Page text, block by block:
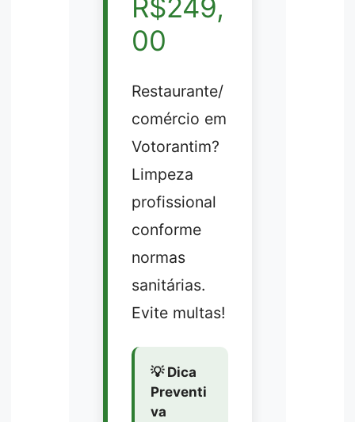
R$249,
00
Restaurante/
comércio em
Votorantim?
Limpeza
profissional
conforme
normas
sanitárias.
Evite multas!
💡 Dica
Preventi
va